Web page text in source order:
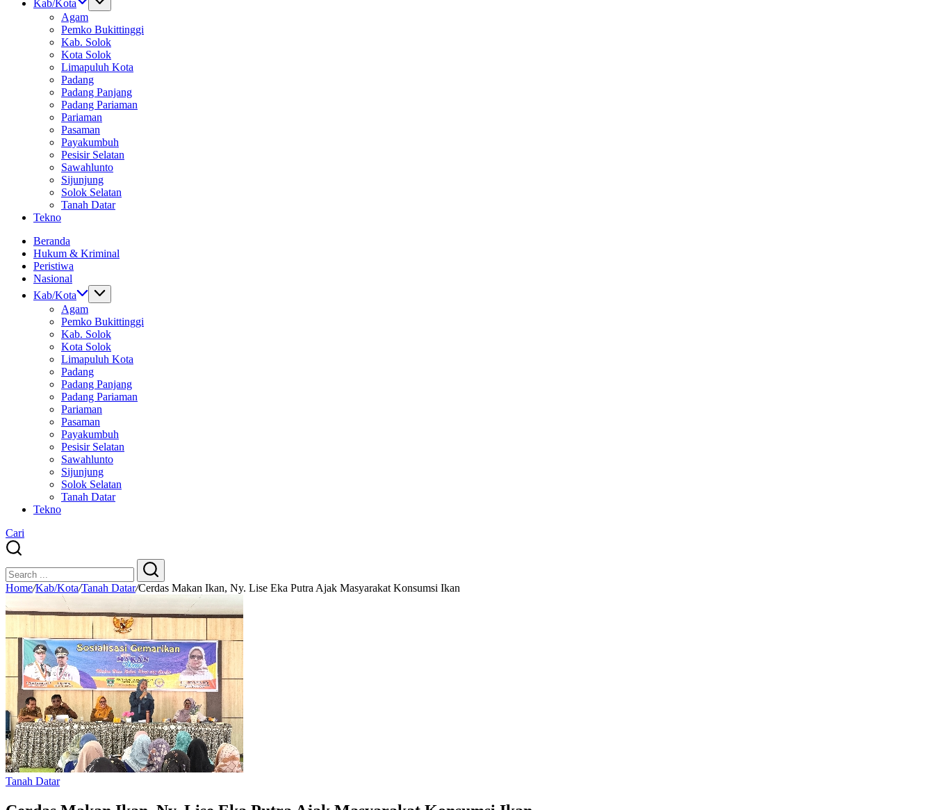
Kab/Kota
Agam
Pemko Bukittinggi
Kab. Solok
Kota Solok
Limapuluh Kota
Padang
Padang Panjang
Padang Pariaman
Pariaman
Pasaman
Payakumbuh
Pesisir Selatan
Sawahlunto
Sijunjung
Solok Selatan
Tanah Datar
Tekno
Beranda
Hukum & Kriminal
Peristiwa
Nasional
Kab/Kota
Agam
Pemko Bukittinggi
Kab. Solok
Kota Solok
Limapuluh Kota
Padang
Padang Panjang
Padang Pariaman
Pariaman
Pasaman
Payakumbuh
Pesisir Selatan
Sawahlunto
Sijunjung
Solok Selatan
Tanah Datar
Tekno
Cari
Search
Search
Home/Kab/Kota/Tanah Datar/Cerdas Makan Ikan, Ny. Lise Eka Putra Ajak Masyarakat Konsumsi Ikan
Tanah Datar